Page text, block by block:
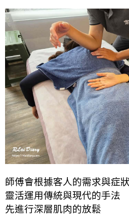
師傅會根據客人的需求與症狀
靈活運用傳統與現代的手法
先進行深層肌肉的放鬆